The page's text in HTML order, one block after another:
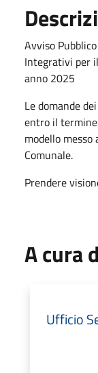
Avviso
Integrativi per
anno 2025
Le domande
entro il
modello
Comunale.
Prendere
A cura
Ufficio